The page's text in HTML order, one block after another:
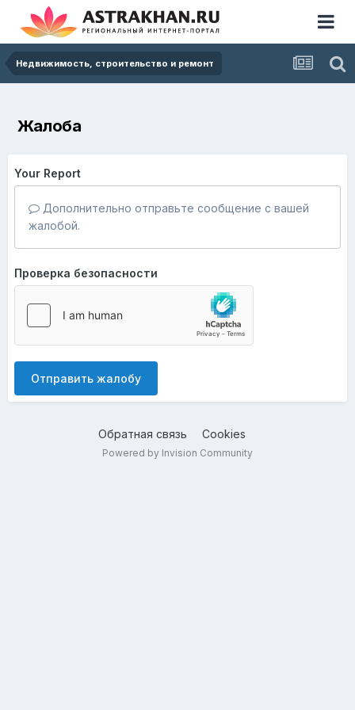
Недвижимость, строительство и ремонт
Жалоба
Your Report
Дополнительно отправьте сообщение с вашей
жалобой.
Проверка безопасности
Отправить жалобу
Обратная связь Cookies
Powered by Invision Community